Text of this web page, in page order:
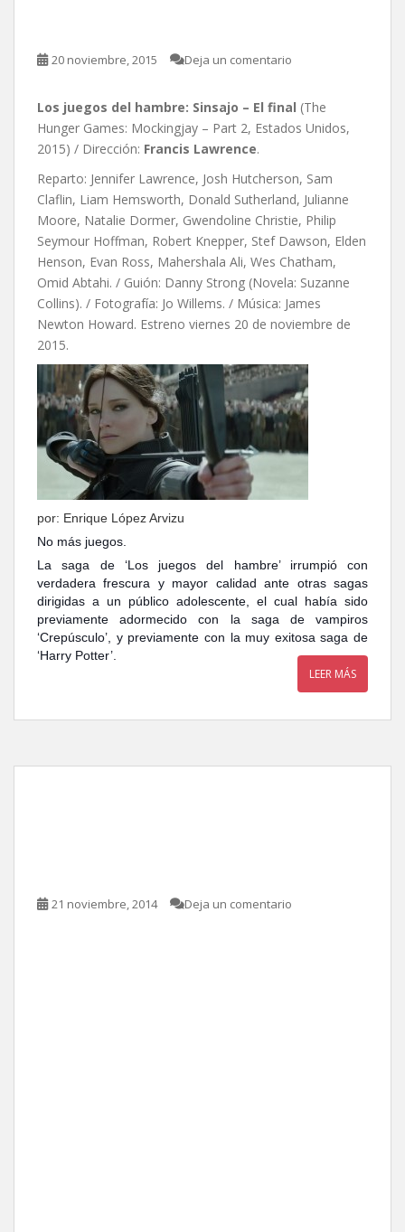
20 noviembre, 2015 Deja un comentario
Los juegos del hambre: Sinsajo – El final (The
Hunger Games: Mockingjay – Part 2, Estados Unidos,
2015) / Dirección: Francis Lawrence.
Reparto: Jennifer Lawrence, Josh Hutcherson, Sam
Claflin, Liam Hemsworth, Donald Sutherland, Julianne
Moore, Natalie Dormer, Gwendoline Christie, Philip
Seymour Hoffman, Robert Knepper, Stef Dawson, Elden
Henson, Evan Ross, Mahershala Ali, Wes Chatham,
Omid Abtahi. / Guión: Danny Strong (Novela: Suzanne
Collins). / Fotografía: Jo Willems. / Música: James
Newton Howard. Estreno viernes 20 de noviembre de
2015.
por: Enrique López Arvizu
No más juegos.
La saga de ‘Los juegos del hambre’ irrumpió con
verdadera frescura y mayor calidad ante otras sagas
dirigidas a un público adolescente, el cual había sido
previamente adormecido con la saga de vampiros
‘Crepúsculo’, y previamente con la muy exitosa saga de
‘Harry Potter’.
LEER MÁS
21 noviembre, 2014 Deja un comentario